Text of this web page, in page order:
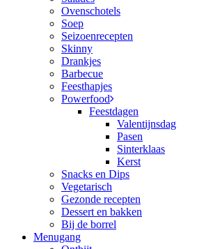
Ovenschotels
Soep
Seizoenrecepten
Skinny
Drankjes
Barbecue
Feesthapjes
Powerfood
Feestdagen
Valentijnsdag
Pasen
Sinterklaas
Kerst
Snacks en Dips
Vegetarisch
Gezonde recepten
Dessert en bakken
Bij de borrel
Menugang